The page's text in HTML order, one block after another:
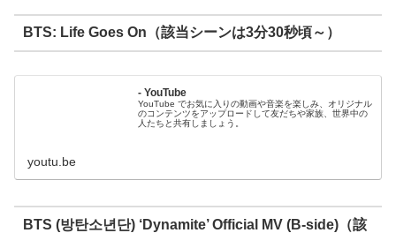
BTS: Life Goes On（該当シーンは3分30秒頃～）
- YouTube
YouTube でお気に入りの動画や音楽を楽しみ、オリジナル
のコンテンツをアップロードして友だちや家族、世界中の
人たちと共有しましょう。
youtu.be
BTS (방탄소년단) ‘Dynamite’ Official MV (B-side)（該